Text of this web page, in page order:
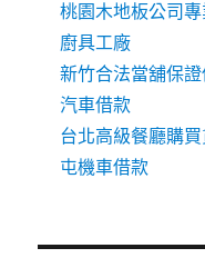
桃園木地板公司
廚具工廠
新竹合法當舖保
汽車借款
台北高級餐廳購
屯機車借款